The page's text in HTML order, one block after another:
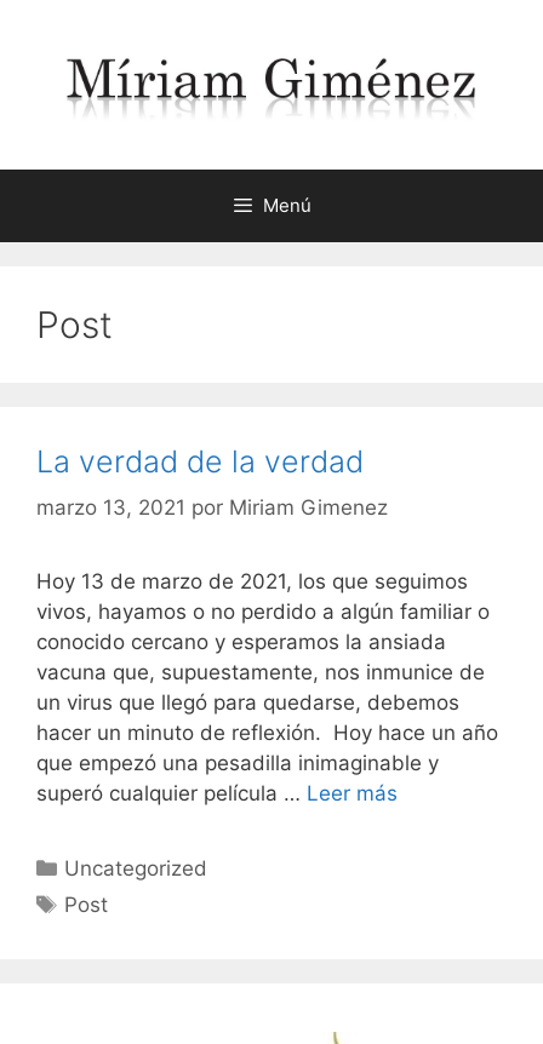
contenido
Menú
Post
La verdad de la verdad
marzo 13, 2021 por Miriam Gimenez
Hoy 13 de marzo de 2021, los que seguimos
vivos, hayamos o no perdido a algún familiar o
conocido cercano y esperamos la ansiada
vacuna que, supuestamente, nos inmunice de
un virus que llegó para quedarse, debemos
hacer un minuto de reflexión. Hoy hace un año
que empezó una pesadilla inimaginable y
superó cualquier película … Leer más
Categorías
Uncategorized
Etiquetas
Post